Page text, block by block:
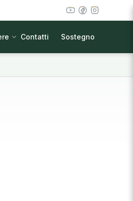
Contatti Sostegno